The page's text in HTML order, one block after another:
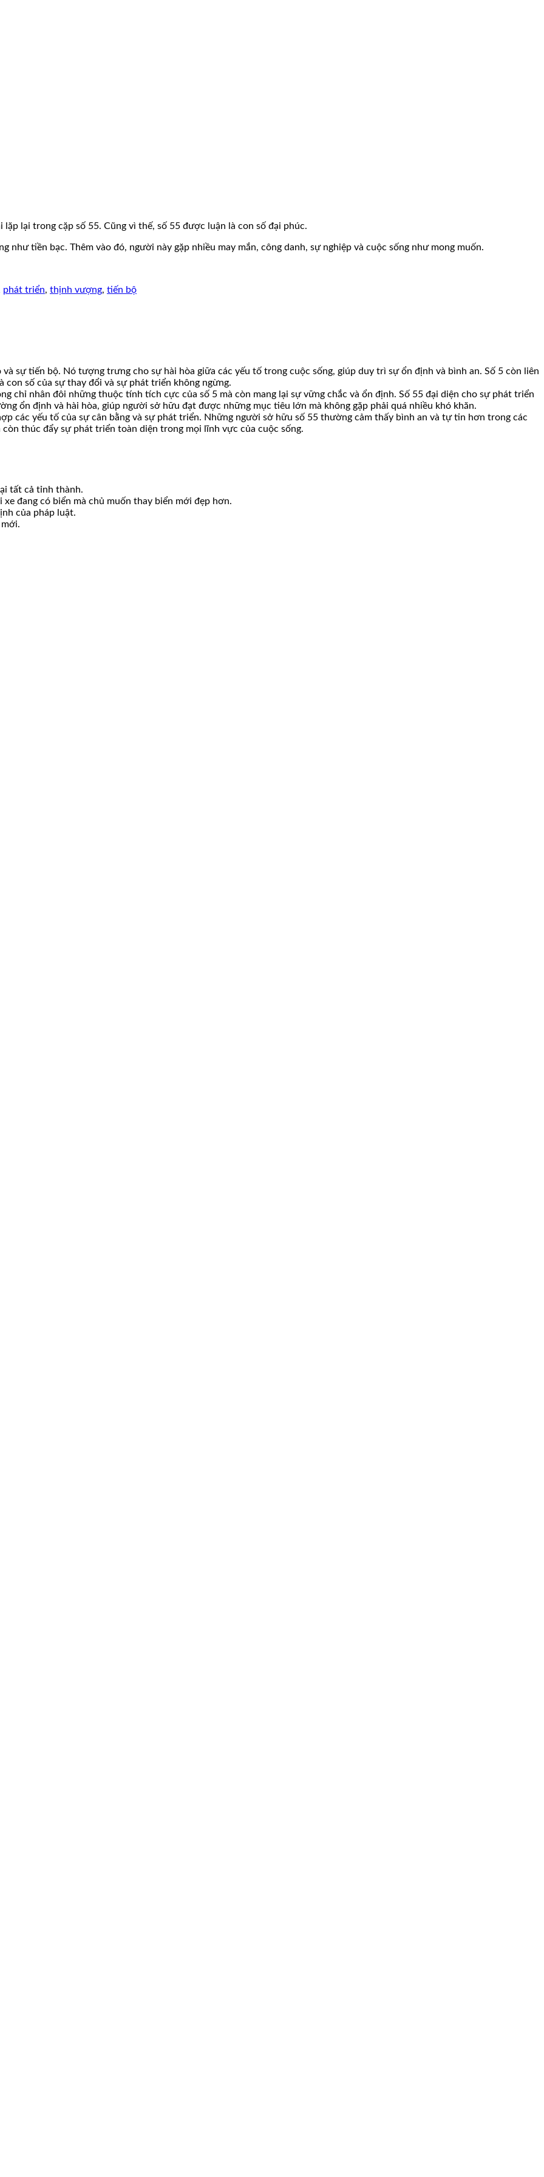
lại trong cặp số 55. Cũng vì thế, số 55 được luận là con số đại phúc.
như tiền bạc. Thêm vào đó, người này gặp nhiều may mắn, công danh, sự nghiệp và cuộc sống như mong muốn.
phát triển, thịnh vượng, tiến bộ
sự tiến bộ. Nó tượng trưng cho sự hài hòa giữa các yếu tố trong cuộc sống, giúp duy trì sự ổn định và bình an. Số 5 còn liên
số của sự thay đổi và sự phát triển không ngừng.
chỉ nhân đôi những thuộc tính tích cực của số 5 mà còn mang lại sự vững chắc và ổn định. Số 55 đại diện cho sự phát triển
ổn định và hài hòa, giúp người sở hữu đạt được những mục tiêu lớn mà không gặp phải quá nhiều khó khăn.
các yếu tố của sự cân bằng và sự phát triển. Những người sở hữu số 55 thường cảm thấy bình an và tự tin hơn trong các
thúc đẩy sự phát triển toàn diện trong mọi lĩnh vực của cuộc sống.
tất cả tỉnh thành.
đang có biển mà chủ muốn thay biển mới đẹp hơn.
của pháp luật.